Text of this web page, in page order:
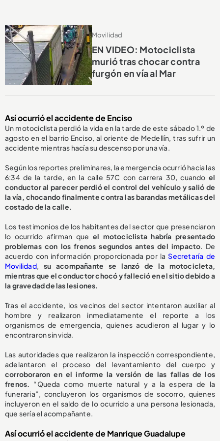
Movilidad
EN VIDEO: Motociclista
murió tras chocar contra
furgón en vía al Mar
Así ocurrió el accidente de Enciso
Un motociclista perdió la vida en la tarde de este sábado 1.º de
agosto en el barrio Enciso, al oriente de Medellín, tras sufrir un
accidente mientras hacía su descenso por una vía.
Según los reportes preliminares, la emergencia ocurrió hacia las
6:34 de la tarde, en la calle 57C con carrera 30, cuando el
conductor al parecer perdió el control del vehículo y salió de
la vía, chocando finalmente contra las barandas metálicas del
costado de la calle.
Los testimonios de los habitantes del sector que presenciaron
lo ocurrido afirman que el motociclista habría presentado
problemas con los frenos segundos antes del impacto. De
acuerdo con información proporcionada por laSecretaría de
Movilidad, su acompañante se lanzó de la motocicleta,
mientras que el conductor chocó y falleció en el sitio debido a
la gravedad de las lesiones.
Tras el accidente, los vecinos del sector intentaron auxiliar al
hombre y realizaron inmediatamente el reporte a los
organismos de emergencia, quienes acudieron al lugar y lo
encontraron sin vida.
Las autoridades que realizaron la inspección correspondiente,
adelantaron el proceso del levantamiento del cuerpo y
corroboraron en el informe la versión de las fallas de los
frenos. “Queda como muerte natural y a la espera de la
funeraria”, concluyeron los organismos de socorro, quienes
incluyeron en el saldo de lo ocurrido a una persona lesionada,
que sería el acompañante.
Así ocurrió el accidente de Manrique Guadalupe